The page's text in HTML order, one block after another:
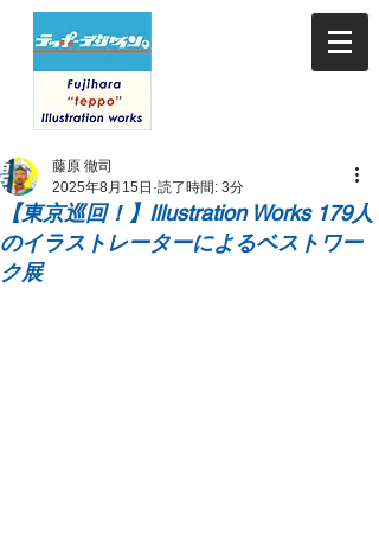
【東京巡回！】Illustration Works 179人
のイラストレーターによるベストワー
ク展
藤原 徹司
2025年8月15日 読了時間: 3分